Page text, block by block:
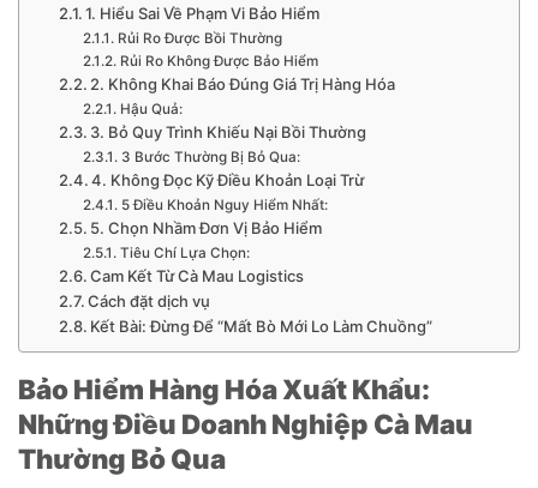
1. Hiểu Sai Về Phạm Vi Bảo Hiểm
Rủi Ro Được Bồi Thường
Rủi Ro Không Được Bảo Hiểm
2. Không Khai Báo Đúng Giá Trị Hàng Hóa
Hậu Quả:
3. Bỏ Quy Trình Khiếu Nại Bồi Thường
3 Bước Thường Bị Bỏ Qua:
4. Không Đọc Kỹ Điều Khoản Loại Trừ
5 Điều Khoản Nguy Hiểm Nhất:
5. Chọn Nhầm Đơn Vị Bảo Hiểm
Tiêu Chí Lựa Chọn:
Cam Kết Từ Cà Mau Logistics
Cách đặt dịch vụ
Kết Bài: Đừng Để “Mất Bò Mới Lo Làm Chuồng”
Bảo Hiểm Hàng Hóa Xuất Khẩu:
Những Điều Doanh Nghiệp Cà Mau
Thường Bỏ Qua